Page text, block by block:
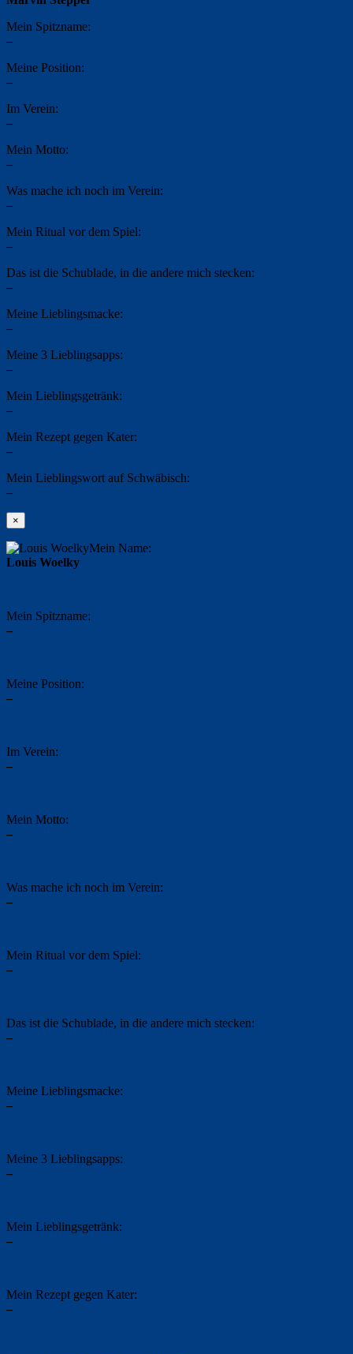
Mein Spitzname:
–
Meine Position:
–
Im Verein:
–
Mein Motto:
–
Was mache ich noch im Verein:
–
Mein Ritual vor dem Spiel:
–
Das ist die Schublade, in die andere mich stecken:
–
Meine Lieblingsmacke:
–
Meine 3 Lieblingsapps:
–
Mein Lieblingsgetränk:
–
Mein Rezept gegen Kater:
–
Mein Lieblingswort auf Schwäbisch:
–
×
Mein Name:
Louis Woelky
Mein Spitzname:
–
Meine Position:
–
Im Verein:
–
Mein Motto:
–
Was mache ich noch im Verein:
–
Mein Ritual vor dem Spiel:
–
Das ist die Schublade, in die andere mich stecken:
–
Meine Lieblingsmacke:
–
Meine 3 Lieblingsapps:
–
Mein Lieblingsgetränk:
–
Mein Rezept gegen Kater:
–